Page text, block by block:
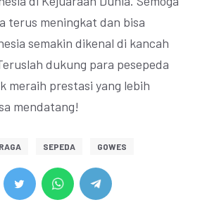
terus meningkat dan bisa
semakin dikenal di kancah
dukung para pesepeda
meraih prestasi yang lebih
mendatang!
SEPEDA GOWES